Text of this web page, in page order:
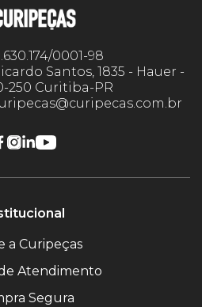
0001-98
Santos, 1835 - Hauer -
250 Curitiba-PR
a Curipeças
Atendimento
Segura